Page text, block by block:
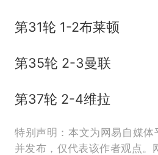
第31轮 1-2布莱顿
第35轮 2-3曼联
第37轮 2-4维拉
特别声明：本文为网易自媒体
并发布，仅代表该作者观点。